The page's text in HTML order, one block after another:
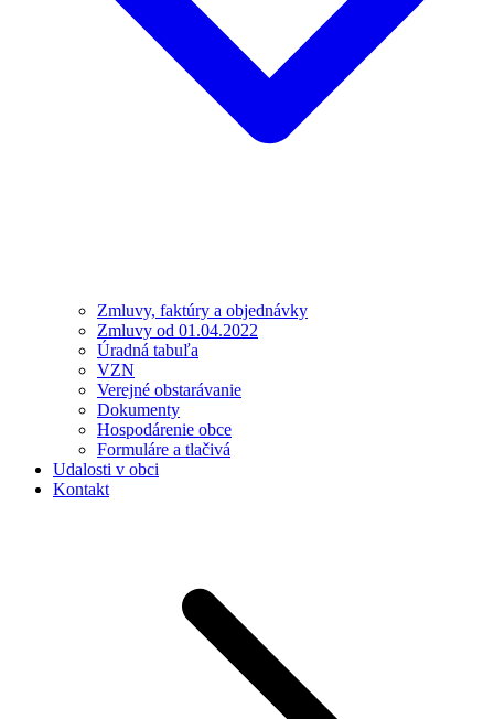
Zmluvy, faktúry a objednávky
Zmluvy od 01.04.2022
Úradná tabuľa
VZN
Verejné obstarávanie
Dokumenty
Hospodárenie obce
Formuláre a tlačivá
Udalosti v obci
Kontakt